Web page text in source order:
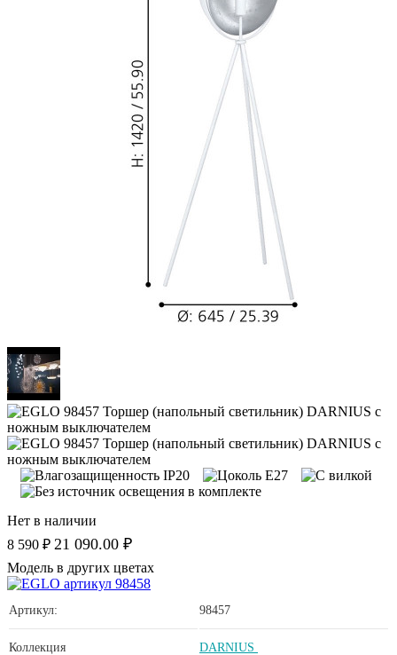
Нет в наличии
8 590 ₽ 21 090.00 ₽
Модель в других цветах
Артикул: 98457
Коллекция DARNIUS